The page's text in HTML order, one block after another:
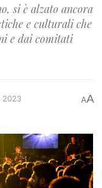
si è alzato ancora
e culturali che
e dai comitati
2023 AA